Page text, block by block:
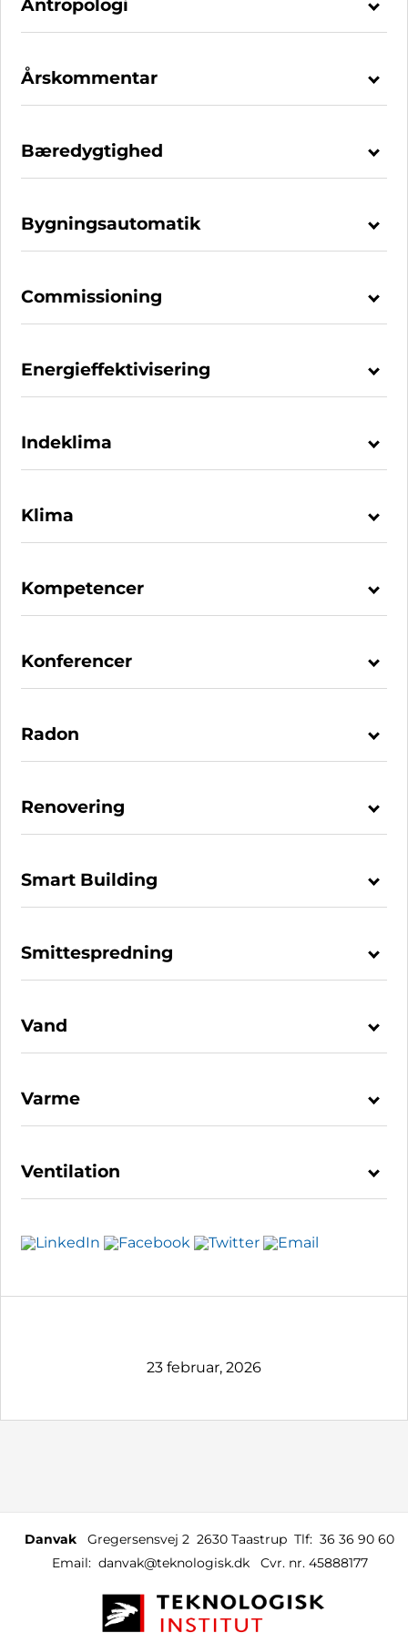
Antropologi
Årskommentar
Bæredygtighed
Bygningsautomatik
Commissioning
Energieffektivisering
Indeklima
Klima
Kompetencer
Konferencer
Radon
Renovering
Smart Building
Smittespredning
Vand
Varme
Ventilation
23 februar, 2026
Danvak Gregersensvej 2 2630 Taastrup Tlf: 36 36 90 60
Email: danvak@teknologisk.dk Cvr. nr. 45888177